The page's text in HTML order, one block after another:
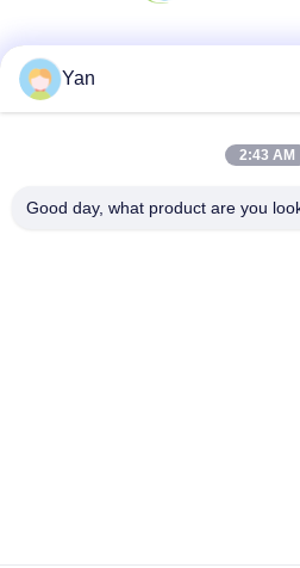
Yan
2:43 AM
Good day, what product are you